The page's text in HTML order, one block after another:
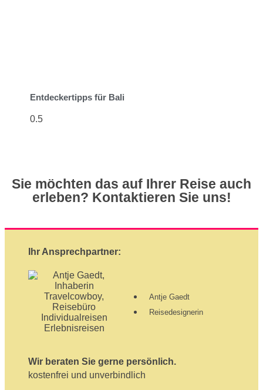
Entdeckertipps für Bali
Sie möchten das auf Ihrer Reise auch
erleben? Kontaktieren Sie uns!
Ihr Ansprechpartner:
Antje Gaedt
Reisedesignerin
Wir beraten Sie gerne persönlich.
kostenfrei und unverbindlich